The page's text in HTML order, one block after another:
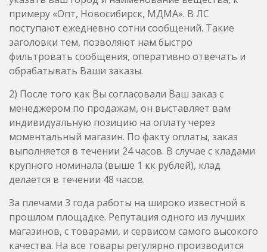
2) После того как Вы согласовали Ваш заказ с
менеджером по продажам, он выставляет вам
индивидуальную позицию на оплату через
моментальный магазин. По факту оплаты, заказ
выполняется в течении 24 часов. В случае с кладами
делается в течении 48 часов.
За плечами 3 года работы на широко известной в
прошлом площадке. Репутация одного из лучших
магазинов, с товарами, и сервисом самого высокого
качества. На все товары регулярно производится
детальный лабораторный анализ,
подтверждающий качество товара.
Работаем по опту: готовы предложить очень
интересные цены и частичную пост оплату, для
зарекомендовавших себя дилеров. Рассмотрим